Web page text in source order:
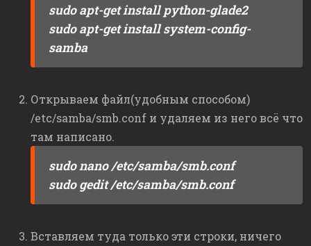
sudo apt-get install python-glade2
sudo apt-get install system-config-
samba
Открываем файл(удобным способом)
/etc/samba/smb.conf и удаляем из него всё что
там написано.
sudo nano /etc/samba/smb.conf
sudo gedit /etc/samba/smb.conf
Вставляем туда только эти строки, ничего